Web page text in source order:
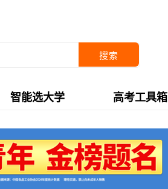
搜索
智能选大学 高考工具箱